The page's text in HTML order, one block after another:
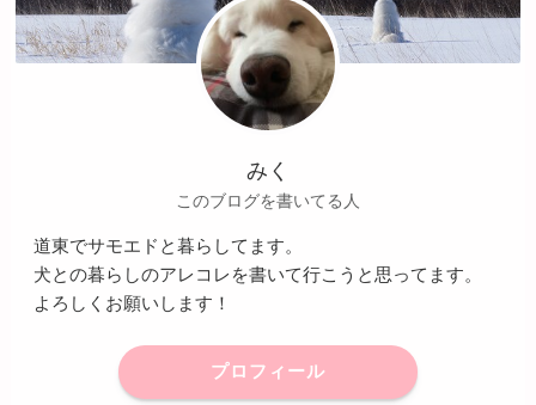
みく
このブログを書いてる人
道東でサモエドと暮らしてます。
犬との暮らしのアレコレを書いて行こうと思ってます。
よろしくお願いします！
プロフィール